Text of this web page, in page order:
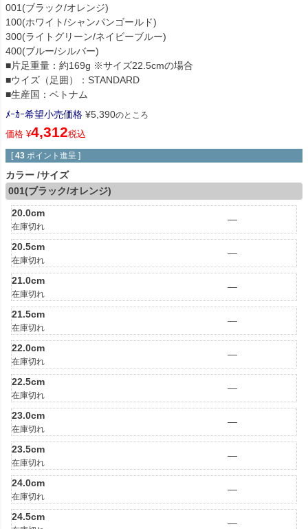
001(ブラック/オレンジ)
100(ホワイト/シャンパンゴールド)
300(ライトグリーン/ネイビーブルー)
400(ブルー/シルバー)
■片足重量：約169g ※サイズ22.5cmの場合
■ウイズ（足囲）：STANDARD
■生産国：ベトナム
ﾒｰｶｰ希望小売価格 ¥5,390のところ
価格 ¥4,312税込
[ 43 ポイント進呈 ]
カラー サイズ
001(ブラック/オレンジ)
20.0cm
在庫切れ
—
20.5cm
在庫切れ
—
21.0cm
在庫切れ
—
21.5cm
在庫切れ
—
22.0cm
在庫切れ
—
22.5cm
在庫切れ
—
23.0cm
在庫切れ
—
23.5cm
在庫切れ
—
24.0cm
在庫切れ
—
24.5cm
—